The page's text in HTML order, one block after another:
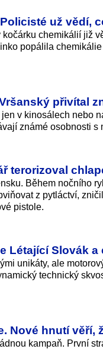
už vědí,
chemikálií již
popálila
přivítal
v kinosálech nebo
známé osobnosti s
terorizoval
Během nočního
z pytláctví,
pistole.
Létající Slovák
unikáty, ale
technický
Nové hnutí věří,
kampaň. První